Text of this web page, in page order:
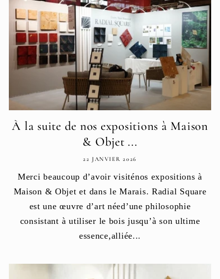
À la suite de nos expositions à Maison
& Objet ...
22 JANVIER 2026
Merci beaucoup d’avoir visiténos expositions à
Maison & Objet et dans le Marais. Radial Square
est une œuvre d’art néed’une philosophie
consistant à utiliser le bois jusqu’à son ultime
essence,alliée...